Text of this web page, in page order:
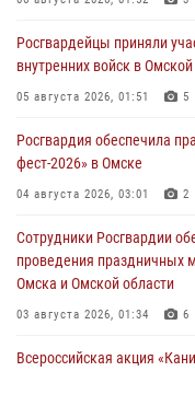
Росгвардейцы приняли
внутренних войск в
05 августа 2026, 01:51 5
Росгвардия обеспечила
фест-2026» в Омске
04 августа 2026, 03:01 2
Сотрудники Росгвардии
проведения праздничных
Омска и Омской области
03 августа 2026, 01:34 6
Всероссийская акция